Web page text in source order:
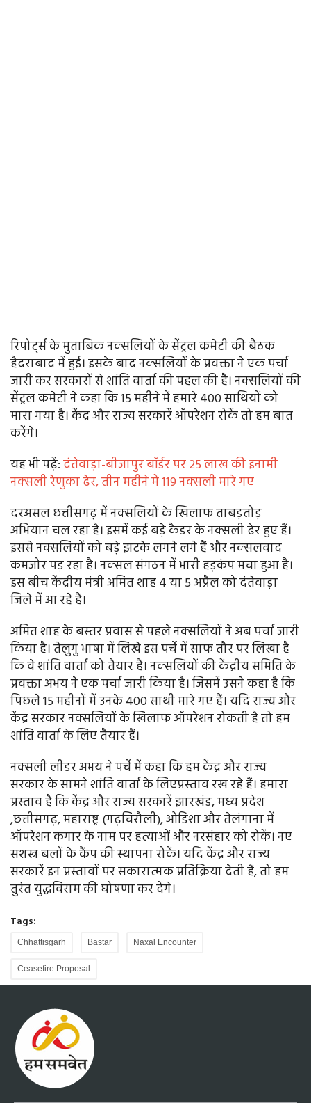
रिपोर्ट्स के मुताबिक नक्सलियों के सेंट्रल कमेटी की बैठक
हैदराबाद में हुई। इसके बाद नक्सलियों के प्रवक्ता ने एक पर्चा
जारी कर सरकारों से शांति वार्ता की पहल की है। नक्सलियों की
सेंट्रल कमेटी ने कहा कि 15 महीने में हमारे 400 साथियों को
मारा गया है। केंद्र और राज्य सरकारें ऑपरेशन रोकें तो हम बात
करेंगे।
यह भी पढ़ें:दंतेवाड़ा-बीजापुर बॉर्डर पर 25 लाख की इनामी
नक्सली रेणुका ढेर, तीन महीने में 119 नक्सली मारे गए
दरअसल छत्तीसगढ़ में नक्सलियों के खिलाफ ताबड़तोड़
अभियान चल रहा है। इसमें कई बड़े कैडर के नक्सली ढेर हुए हैं।
इससे नक्सलियों को बड़े झटके लगने लगे हैं और नक्सलवाद
कमजोर पड़ रहा है। नक्सल संगठन में भारी हड़कंप मचा हुआ है।
इस बीच केंद्रीय मंत्री अमित शाह 4 या 5 अप्रैल को दंतेवाड़ा
जिले में आ रहे हैं।
अमित शाह के बस्तर प्रवास से पहले नक्सलियों ने अब पर्चा जारी
किया है। तेलुगु भाषा में लिखे इस पर्चे में साफ तौर पर लिखा है
कि वे शांति वार्ता को तैयार हैं। नक्सलियों की केंद्रीय समिति के
प्रवक्ता अभय ने एक पर्चा जारी किया है। जिसमें उसने कहा है कि
पिछले 15 महीनों में उनके 400 साथी मारे गए हैं। यदि राज्य और
केंद्र सरकार नक्सलियों के खिलाफ ऑपरेशन रोकती है तो हम
शांति वार्ता के लिए तैयार हैं।
नक्सली लीडर अभय ने पर्चे में कहा कि हम केंद्र और राज्य
सरकार के सामने शांति वार्ता के लिएप्रस्ताव रख रहे हैं। हमारा
प्रस्ताव है कि केंद्र और राज्य सरकारें झारखंड, मध्य प्रदेश
,छत्तीसगढ़, महाराष्ट्र (गढ़चिरौली), ओडिशा और तेलंगाना में
ऑपरेशन कगार के नाम पर हत्याओं और नरसंहार को रोकें। नए
सशस्त्र बलों के कैंप की स्थापना रोकें। यदि केंद्र और राज्य
सरकारें इन प्रस्तावों पर सकारात्मक प्रतिक्रिया देती हैं, तो हम
तुरंत युद्धविराम की घोषणा कर देंगे।
Tags:
Chhattisgarh Bastar Naxal Encounter
Ceasefire Proposal